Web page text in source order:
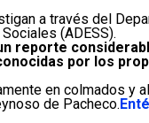
a través del
(ADESS).
reporte
por los
en colmados y
de Pacheco.